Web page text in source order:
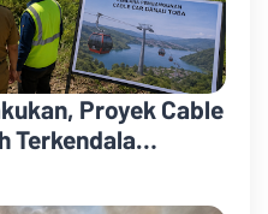
Proyek Cable
Terkendala
Sebagian Lahan